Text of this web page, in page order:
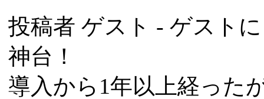
投稿者 ゲスト - ゲスト
神台！
導入から1年以上経った